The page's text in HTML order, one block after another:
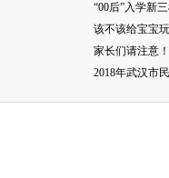
“00后”入学新
该不该给宝宝
家长们请注意
2018年武汉市